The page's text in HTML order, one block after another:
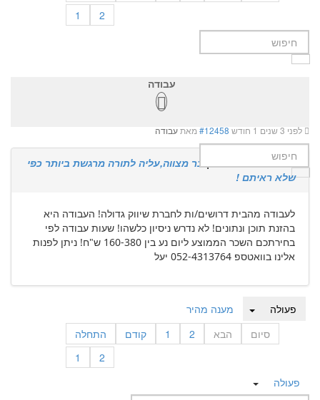
1
2
עבודה
לפני 3 שנים 1 חודש #12458מאתעבודה
תגובה מעבודהבדיוןבר מצווה,עליה לתורה מרגשת ביותר כפי
שלא ראיתם !
לעבודה מהבית דרושים/ות לחברת שיווק גדולה! העבודה היא
בהזנת תוכן ונתונים! לא נדרש ניסיון כלשהו! שעות עבודה לפי
בחירתכם השכר הממוצע ליום נע בין 160-380 ש"ח! ניתן לפנות
אלינו בוואטספ 052-4313764 יעל
מענה מהיר
פעולה
התחלה
קודם 1 2 הבא
סיום
1
2
פעולה